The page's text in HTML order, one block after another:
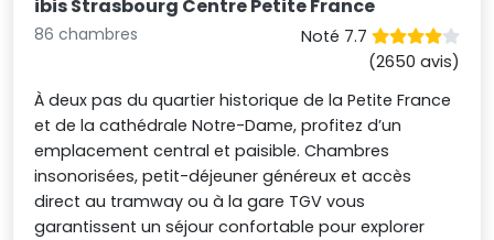
ibis Strasbourg Centre Petite France
86 chambres
Noté 7.7
(2650 avis)
À deux pas du quartier historique de la Petite France
et de la cathédrale Notre-Dame, profitez d’un
emplacement central et paisible. Chambres
insonorisées, petit-déjeuner généreux et accès
direct au tramway ou à la gare TGV vous
garantissent un séjour confortable pour explorer